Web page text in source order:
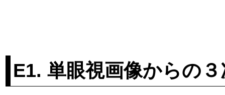
E1. 単眼視画像からの